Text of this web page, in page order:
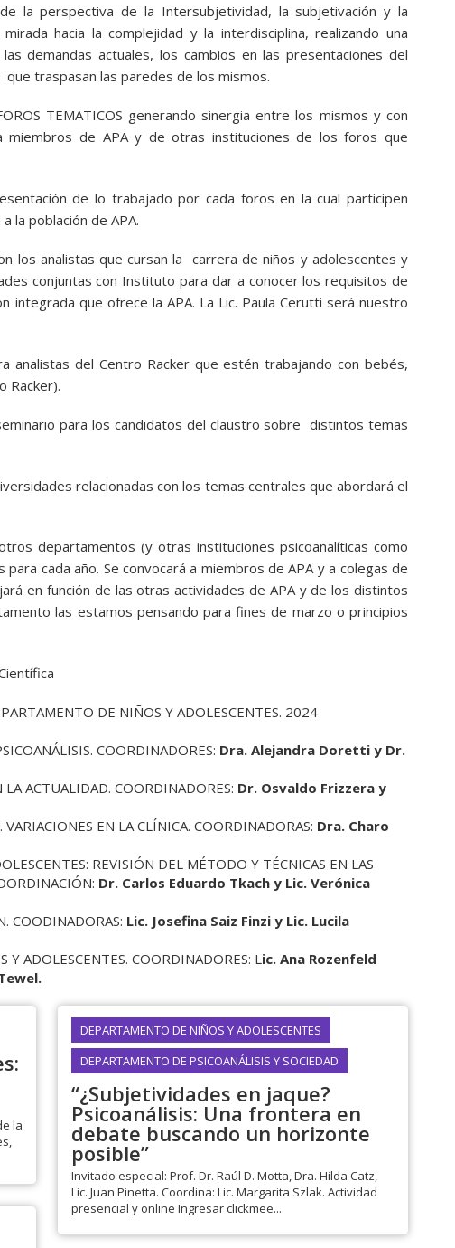
la perspectiva de la Intersubjetividad, la subjetivación y la
hacia la complejidad y la interdisciplina, realizando una
demandas actuales, los cambios en las presentaciones del
traspasan las paredes de los mismos.
TEMATICOS generando sinergia entre los mismos y con
de APA y de otras instituciones de los foros que
de lo trabajado por cada foros en la cual participen
la población de APA.
los analistas que cursan la carrera de niños y adolescentes y
conjuntas con Instituto para dar a conocer los requisitos de
que ofrece la APA. La Lic. Paula Cerutti será nuestro
analistas del Centro Racker que estén trabajando con bebés,
Racker).
para los candidatos del claustro sobre distintos temas
relacionadas con los temas centrales que abordará el
departamentos (y otras instituciones psicoanalíticas como
cada año. Se convocará a miembros de APA y a colegas de
en función de las otras actividades de APA y de los distintos
las estamos pensando para fines de marzo o principios
DE NIÑOS Y ADOLESCENTES. 2024
COORDINADORES: Dra. Alejandra Doretti y Dr.
ACTUALIDAD. COORDINADORES: Dr. Osvaldo Frizzera y
EN LA CLÍNICA. COORDINADORAS: Dra. Charo
REVISIÓN DEL MÉTODO Y TÉCNICAS EN LAS
Dr. Carlos Eduardo Tkach y Lic. Verónica
COODINADORAS: Lic. Josefina Saiz Finzi y Lic. Lucila
Y ADOLESCENTES. COORDINADORES: L ic. Ana Rozenfeld
la
DEPARTAMENTO DE NIÑOS Y ADOLESCENTES
DEPARTAMENTO DE PSICOANÁLISIS Y SOCIEDAD
“¿Subjetividades en jaque?
Psicoanálisis: Una frontera en
debate buscando un horizonte
posible”
Invitado especial: Prof. Dr. Raúl D. Motta, Dra. Hilda Catz,
Lic. Juan Pinetta. Coordina: Lic. Margarita Szlak. Actividad
presencial y online Ingresar clickmee...